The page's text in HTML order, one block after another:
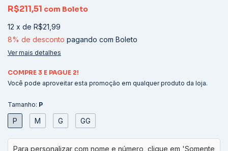
R$211,51 com Boleto
12 x de R$21,99
8% de desconto pagando com Boleto
Ver mais detalhes
COMPRE 3 E PAGUE 2!
Você pode aproveitar esta promoção em qualquer produto da loja.
Tamanho: P
P M G GG